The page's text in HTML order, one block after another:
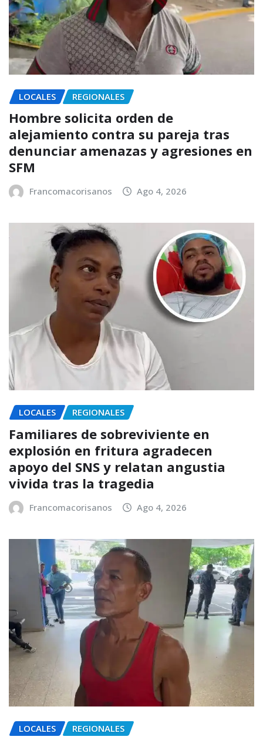
LOCALES REGIONALES
Hombre solicita orden de
alejamiento contra su pareja tras
denunciar amenazas y agresiones en
SFM
Francomacorisanos Ago 4, 2026
LOCALES REGIONALES
Familiares de sobreviviente en
explosión en fritura agradecen
apoyo del SNS y relatan angustia
vivida tras la tragedia
Francomacorisanos Ago 4, 2026
LOCALES REGIONALES